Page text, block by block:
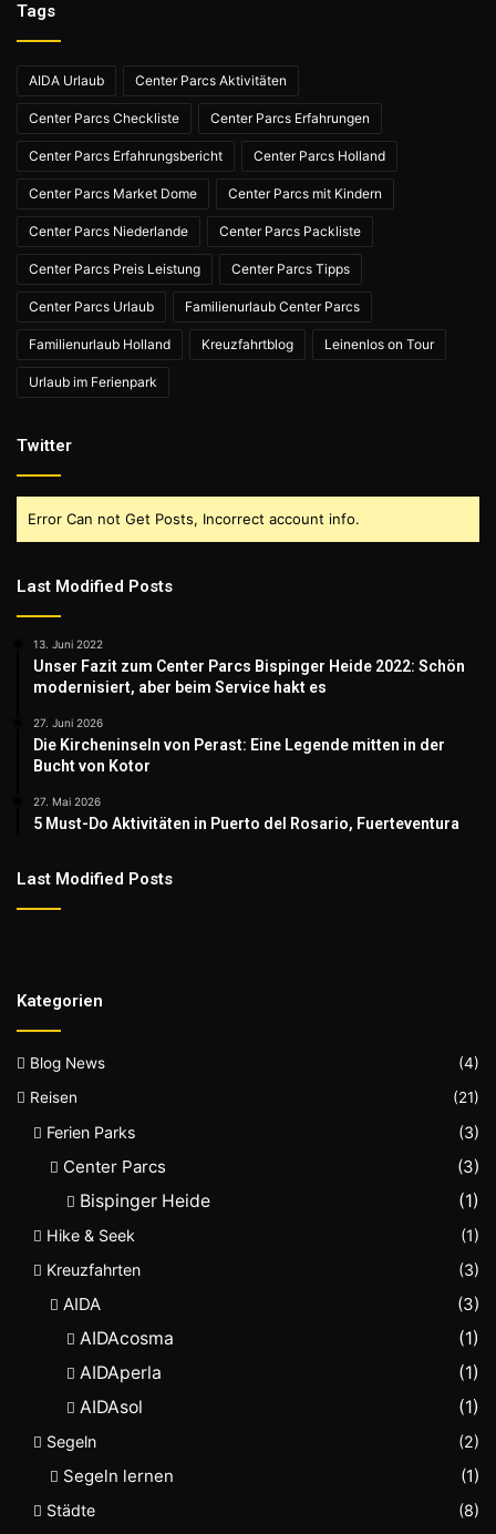
Tags
AIDA Urlaub Center Parcs Aktivitäten
Center Parcs Checkliste Center Parcs Erfahrungen
Center Parcs Erfahrungsbericht Center Parcs Holland
Center Parcs Market Dome Center Parcs mit Kindern
Center Parcs Niederlande Center Parcs Packliste
Center Parcs Preis Leistung Center Parcs Tipps
Center Parcs Urlaub Familienurlaub Center Parcs
Familienurlaub Holland Kreuzfahrtblog Leinenlos on Tour
Urlaub im Ferienpark
Twitter
Error Can not Get Posts, Incorrect account info.
Last Modified Posts
13. Juni 2022
Unser Fazit zum Center Parcs Bispinger Heide 2022: Schön
modernisiert, aber beim Service hakt es
27. Juni 2026
Die Kircheninseln von Perast: Eine Legende mitten in der
Bucht von Kotor
27. Mai 2026
5 Must-Do Aktivitäten in Puerto del Rosario, Fuerteventura
Last Modified Posts
Kategorien
Blog News
(4)
Reisen
(21)
Ferien Parks (3)
Center Parcs
(3)
Bispinger Heide
(1)
Hike & Seek
(1)
Kreuzfahrten
(3)
AIDA
(3)
AIDAcosma
(1)
AIDAperla
(1)
AIDAsol
(1)
Segeln (2)
Segeln lernen (1)
Städte
(8)